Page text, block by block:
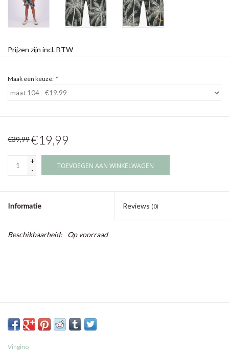
Prijzen zijn incl. BTW
Maak een keuze: *
€39,99€19,99
+
-
TOEVOEGEN AAN WINKELWAGEN
Informatie Reviews (0)
Beschikbaarheid: Op voorraad
Vingino